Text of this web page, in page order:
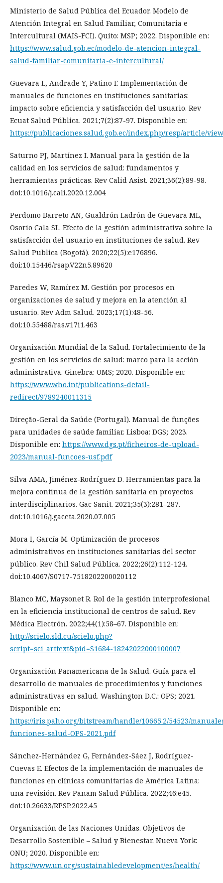
Ministerio de Salud Pública del Ecuador. Modelo de
Atención Integral en Salud Familiar, Comunitaria e
Intercultural (MAIS-FCI). Quito: MSP; 2022. Disponible en:
https://www.salud.gob.ec/modelo-de-atencion-integral-
salud-familiar-comunitaria-e-intercultural/
Guevara L, Andrade Y, Patiño F. Implementación de
manuales de funciones en instituciones sanitarias:
impacto sobre eficiencia y satisfacción del usuario. Rev
Ecuat Salud Pública. 2021;7(2):87-97. Disponible en:
https://publicaciones.salud.gob.ec/index.php/resp/article/
Saturno PJ, Martínez I. Manual para la gestión de la
calidad en los servicios de salud: fundamentos y
herramientas prácticas. Rev Calid Asist. 2021;36(2):89-98.
doi:10.1016/j.cali.2020.12.004
Perdomo Barreto AN, Gualdrón Ladrón de Guevara ML,
Osorio Cala SL. Efecto de la gestión administrativa sobre la
satisfacción del usuario en instituciones de salud. Rev
Salud Publica (Bogotá). 2020;22(5):e176896.
doi:10.15446/rsap.V22n5.89620
Paredes W, Ramírez M. Gestión por procesos en
organizaciones de salud y mejora en la atención al
usuario. Rev Adm Salud. 2023;17(1):48-56.
doi:10.55488/ras.v17i1.463
Organización Mundial de la Salud. Fortalecimiento de la
gestión en los servicios de salud: marco para la acción
administrativa. Ginebra: OMS; 2020. Disponible en:
https://www.who.int/publications-detail-
redirect/9789240011315
Direção-Geral da Saúde (Portugal). Manual de funções
para unidades de saúde familiar. Lisboa: DGS; 2023.
Disponible en: https://www.dgs.pt/ficheiros-de-upload-
2023/manual-funcoes-usf.pdf
Silva AMA, Jiménez-Rodríguez D. Herramientas para la
mejora continua de la gestión sanitaria en proyectos
interdisciplinarios. Gac Sanit. 2021;35(3):281–287.
doi:10.1016/j.gaceta.2020.07.005
Mora I, García M. Optimización de procesos
administrativos en instituciones sanitarias del sector
público. Rev Chil Salud Pública. 2022;26(2):112-124.
doi:10.4067/S0717-7518202200020112
Blanco MC, Maysonet R. Rol de la gestión interprofesional
en la eficiencia institucional de centros de salud. Rev
Médica Electrón. 2022;44(1):58–67. Disponible en:
http://scielo.sld.cu/scielo.php?
script=sci_arttext&pid=S1684-18242022000100007
Organización Panamericana de la Salud. Guía para el
desarrollo de manuales de procedimientos y funciones
administrativas en salud. Washington D.C.: OPS; 2021.
Disponible en:
https://iris.paho.org/bitstream/handle/10665.2/54523/
funciones-salud-OPS-2021.pdf
Sánchez-Hernández G, Fernández-Sáez J, Rodríguez-
Cuevas E. Efectos de la implementación de manuales de
funciones en clínicas comunitarias de América Latina:
una revisión. Rev Panam Salud Pública. 2022;46:e45.
doi:10.26633/RPSP.2022.45
Organización de las Naciones Unidas. Objetivos de
Desarrollo Sostenible – Salud y Bienestar. Nueva York:
ONU; 2020. Disponible en:
https://www.un.org/sustainabledevelopment/es/health/